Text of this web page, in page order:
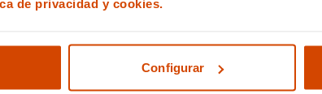
de privacidad y cookies.
Configurar
Renault Twingo eléctricos
, te ofrecemos las
que estás buscando!